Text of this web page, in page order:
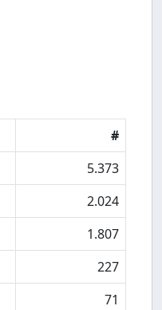
#
5.373
2.024
1.807
227
71